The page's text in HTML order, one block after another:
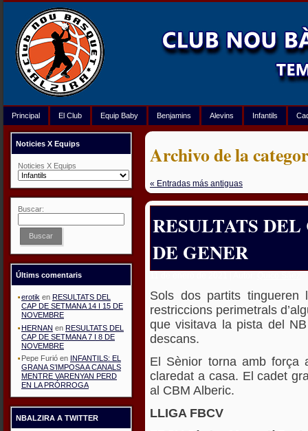
Principal El Club Equip Baby Benjamins Alevins Infantils
Noticies X Equips
Noticies X Equips
Buscar:
Buscar
Últims comentaris
erotik en RESULTATS DEL
CAP DE SETMANA 14 I 15 DE
NOVEMBRE
HERNAN en RESULTATS DEL
CAP DE SETMANA 7 I 8 DE
NOVEMBRE
Pepe Furió en INFANTILS: EL
GRANA S’IMPOSA A CANALS
MENTRE VARENYAN PERD
EN LA PRÓRROGA
NBALZIRA A TWITTER
Archivo de la
« Entradas más antiguas
RESULTATS
DE GENER
Sols dos partits
restriccions perimetrals
que visitava la pista del
descans.
El Sènior torna amb força
claredat a casa. El cadet
al CBM Alberic.
LLIGA FBCV